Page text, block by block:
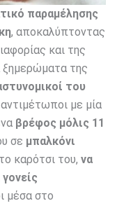
παραμέλησης
, αποκαλύπτοντας
και της
ξημερώματα της
του
με μία
βρέφος μόλις 11
σε μπαλκόνι
καρότσι του, να
γονείς
μέσα στο